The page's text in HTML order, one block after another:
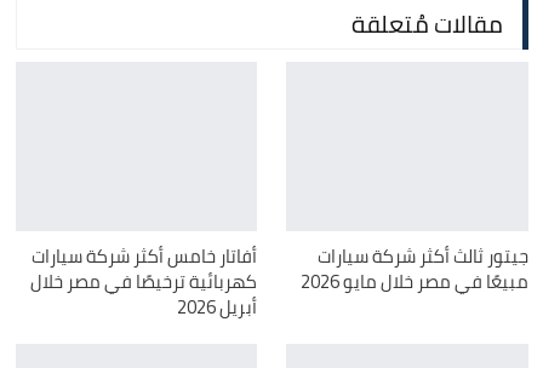
مقالات مُتعلقة
جيتور ثالث أكثر شركة سيارات
مبيعًا في مصر خلال مايو 2026
أفاتار خامس أكثر شركة سيارات
كهربائية ترخيصًا في مصر خلال
أبريل 2026